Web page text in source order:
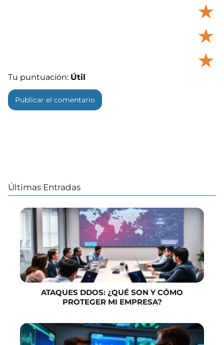
★
★
★
Tu puntuación: Útil
Últimas Entradas
ATAQUES DDOS: ¿QUÉ SON Y CÓMO
PROTEGER MI EMPRESA?